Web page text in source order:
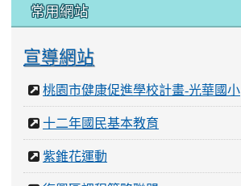
常用網站
宣導網站
桃園市健康促進學校計畫-光華國小
十二年國民基本教育
紫錐花運動